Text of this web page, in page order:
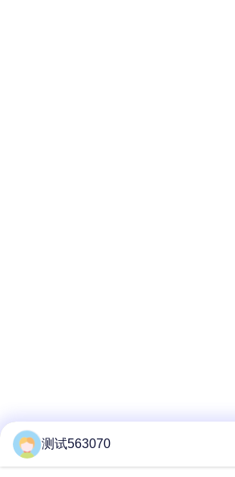
测试563070